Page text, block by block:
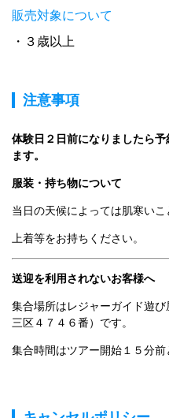
販売対象について
３歳以上
注意事項
体験日２日前になりましたら
ます。
服装・持ち物について
当日の天候によっては肌寒いこ
上着等をお持ちください。
送迎を利用されないお客様へ
集合場所はレジャーガイド遊
三区４７４６番）です。
集合時間はツアー開始１５分前